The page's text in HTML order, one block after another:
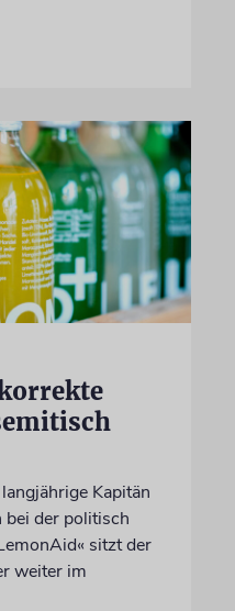
Kapitän
bei der politisch
sitzt der
weiter im